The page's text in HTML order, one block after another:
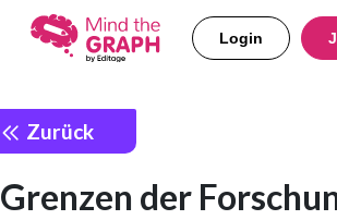
Login
Zurück
Grenzen der